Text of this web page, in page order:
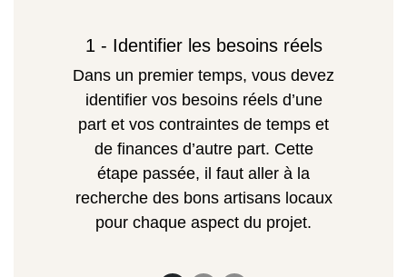
1 - Identifier les besoins réels
Dans un premier temps, vous devez
identifier vos besoins réels d’une
part et vos contraintes de temps et
de finances d’autre part. Cette
étape passée, il faut aller à la
recherche des bons artisans locaux
pour chaque aspect du projet.